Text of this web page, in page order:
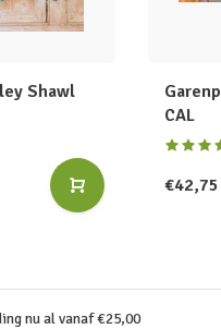
Shawl
CAL
€42,75
nu al vanaf €25,00